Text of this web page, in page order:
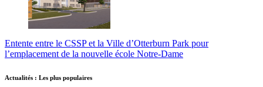
Entente entre le CSSP et la Ville d’Otterburn Park pour
l’emplacement de la nouvelle école Notre-Dame
Actualités : Les plus populaires